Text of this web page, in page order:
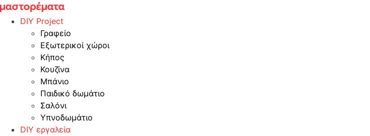
Skip
DIY Project
Γραφείο
Εξωτερικοί χώροι
Κήπος
Κουζίνα
Μπάνιο
Παιδικό δωμάτιο
Σαλόνι
Υπνοδωμάτιο
DIY εργαλεία